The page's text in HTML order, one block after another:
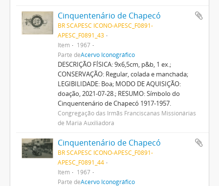
Cinquentenário de Chapecó
BR SCAPESC ICONO-APESC_F0891-
APESC_F0891_43
Item
1967
Parte deAcervo Iconográfico
DESCRIÇÃO FÍSICA: 9x6,5cm, p&b, 1 ex.;
CONSERVAÇÃO: Regular, colada e manchada;
LEGIBILIDADE: Boa; MODO DE AQUISIÇÃO:
doação, 2021-07-28.; RESUMO: Símbolo do
Cinquentenário de Chapecó 1917-1957.
Congregação das Irmãs Franciscanas Missionárias
de Maria Auxiliadora
Cinquentenário de Chapecó
BR SCAPESC ICONO-APESC_F0891-
APESC_F0891_44
Item
1967
Parte deAcervo Iconográfico